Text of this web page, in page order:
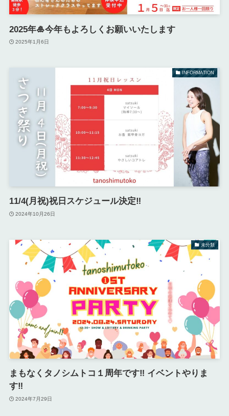
2025年🎍今年もよろしくお願いいたします
2025年1月6日
INFORMATION
11/4(月祝)祝日スケジュール決定‼︎
2024年10月26日
未分類
まもなくタノシムトコ１周年です‼︎ イベントやりま
す‼︎
2024年7月29日